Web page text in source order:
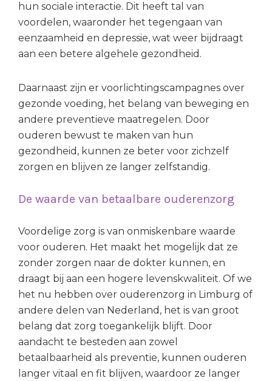
hun sociale interactie. Dit heeft tal van
voordelen, waaronder het tegengaan van
eenzaamheid en depressie, wat weer bijdraagt
aan een betere algehele gezondheid.
Daarnaast zijn er voorlichtingscampagnes over
gezonde voeding, het belang van beweging en
andere preventieve maatregelen. Door
ouderen bewust te maken van hun
gezondheid, kunnen ze beter voor zichzelf
zorgen en blijven ze langer zelfstandig.
De waarde van betaalbare ouderenzorg
Voordelige zorg is van onmiskenbare waarde
voor ouderen. Het maakt het mogelijk dat ze
zonder zorgen naar de dokter kunnen, en
draagt bij aan een hogere levenskwaliteit. Of we
het nu hebben over ouderenzorg in Limburg of
andere delen van Nederland, het is van groot
belang dat zorg toegankelijk blijft. Door
aandacht te besteden aan zowel
betaalbaarheid als preventie, kunnen ouderen
langer vitaal en fit blijven, waardoor ze langer